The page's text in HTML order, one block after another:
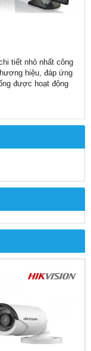
tiết nhỏ nhất công
hiệu, đáp ứng
được hoạt động